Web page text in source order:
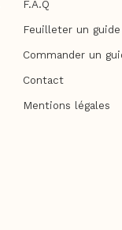
F.A.Q
Feuilleter un
Commander un
Contact
Mentions légales